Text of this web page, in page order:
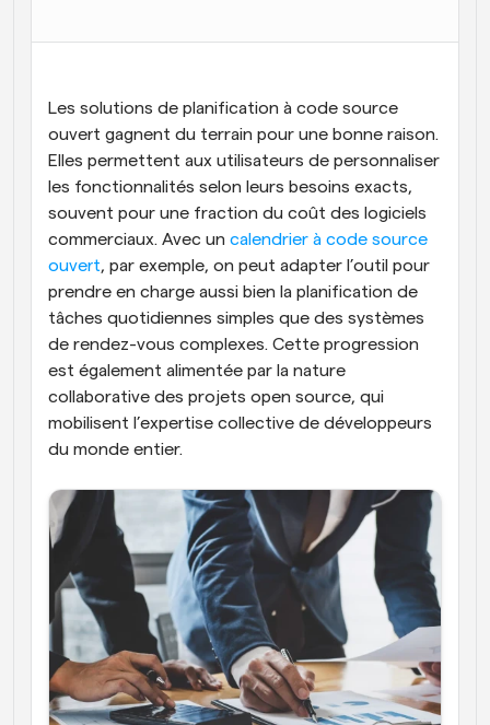
Programmation surpuissante avec des appels
alimentés par l'IA
Blog
Restez à jour avec les dernières nouvelles et mises à
jour
Réunions instantanées
Rencontrez des clients en quelques minutes
Liens de groupe dynamique
Réservez facilement des réunions avec plusieurs
personnes
Webhooks
Soyez informé lorsque quelque chose se passe
Les solutions de planification à code source
ouvert gagnent du terrain pour une bonne raison.
Elles permettent aux utilisateurs de personnaliser
les fonctionnalités selon leurs besoins exacts,
souvent pour une fraction du coût des logiciels
commerciaux. Avec un calendrier à code source
ouvert, par exemple, on peut adapter l’outil pour
prendre en charge aussi bien la planification de
tâches quotidiennes simples que des systèmes
de rendez-vous complexes. Cette progression
est également alimentée par la nature
collaborative des projets open source, qui
mobilisent l’expertise collective de développeurs
du monde entier.